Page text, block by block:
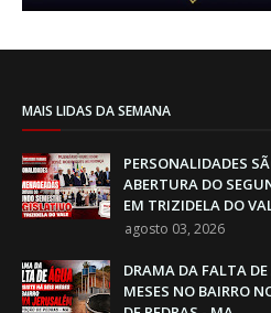
MAIS LIDAS DA SEMANA
PERSONALIDADES
ABERTURA DO
EM TRIZIDELA DO
agosto 03, 2026
DRAMA DA FALTA
MESES NO BAIRRO